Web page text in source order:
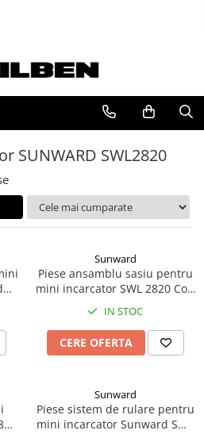
SUNWARD SWL2820
Sunward
Piese ansamblu sasiu pentru
mini incarcator SWL 2820 Cod
IN STOC
CERE OFERTA
Sunward
Piese sistem de rulare pentru
mini incarcator Sunward SWL